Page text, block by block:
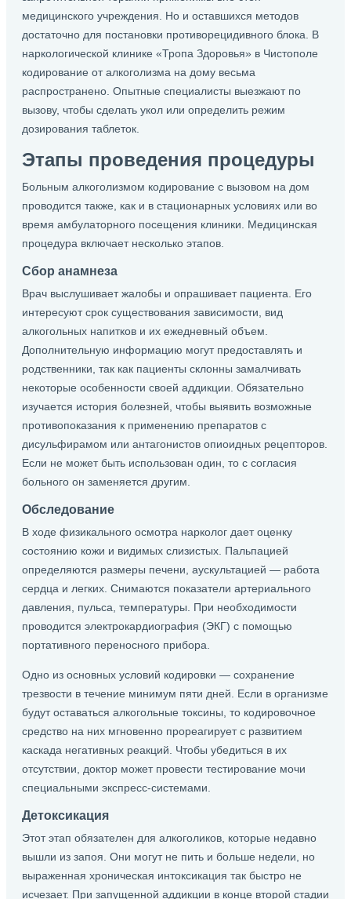
медицинского учреждения. Но и оставшихся методов
достаточно для постановки противорецидивного блока. В
наркологической клинике «Тропа Здоровья» в Чистополе
кодирование от алкоголизма на дому весьма
распространено. Опытные специалисты выезжают по
вызову, чтобы сделать укол или определить режим
дозирования таблеток.
Этапы проведения процедуры
Больным алкоголизмом кодирование с вызовом на дом
проводится также, как и в стационарных условиях или во
время амбулаторного посещения клиники. Медицинская
процедура включает несколько этапов.
Сбор анамнеза
Врач выслушивает жалобы и опрашивает пациента. Его
интересуют срок существования зависимости, вид
алкогольных напитков и их ежедневный объем.
Дополнительную информацию могут предоставлять и
родственники, так как пациенты склонны замалчивать
некоторые особенности своей аддикции. Обязательно
изучается история болезней, чтобы выявить возможные
противопоказания к применению препаратов с
дисульфирамом или антагонистов опиоидных рецепторов.
Если не может быть использован один, то с согласия
больного он заменяется другим.
Обследование
В ходе физикального осмотра нарколог дает оценку
состоянию кожи и видимых слизистых. Пальпацией
определяются размеры печени, аускультацией — работа
сердца и легких. Снимаются показатели артериального
давления, пульса, температуры. При необходимости
проводится электрокардиография (ЭКГ) с помощью
портативного переносного прибора.
Одно из основных условий кодировки — сохранение
трезвости в течение минимум пяти дней. Если в организме
будут оставаться алкогольные токсины, то кодировочное
средство на них мгновенно прореагирует с развитием
каскада негативных реакций. Чтобы убедиться в их
отсутствии, доктор может провести тестирование мочи
специальными экспресс-системами.
Детоксикация
Этот этап обязателен для алкоголиков, которые недавно
вышли из запоя. Они могут не пить и больше недели, но
выраженная хроническая интоксикация так быстро не
исчезает. При запущенной аддикции в конце второй стадии